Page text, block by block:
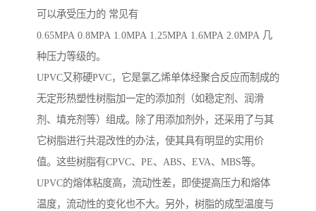
可以承受压力的 常见有
0.65MPA 0.8MPA 1.0MPA 1.25MPA 1.6MPA 2.0MPA 几
种压力等级的。
UPVC又称硬PVC，它是氯乙烯单体经聚合反应而制成的
无定形热塑性树脂加一定的添加剂（如稳定剂、润滑
剂、填充剂等）组成。除了用添加剂外，还采用了与其
它树脂进行共混改性的办法，使其具有明显的实用价
值。这些树脂有CPVC、PE、ABS、EVA、MBS等。
UPVC的熔体粘度高，流动性差，即使提高压力和熔体
温度，流动性的变化也不大。另外，树脂的成型温度与